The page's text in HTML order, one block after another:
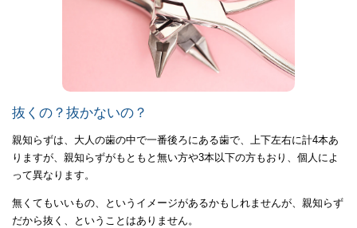
抜くの？抜かないの？
親知らずは、大人の歯の中で一番後ろにある歯で、上下左右に計4本あ
りますが、親知らずがもともと無い方や3本以下の方もおり、個人によ
って異なります。
無くてもいいもの、というイメージがあるかもしれませんが、親知らず
だから抜く、ということはありません。